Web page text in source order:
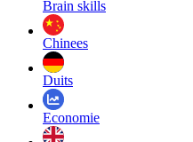
Brain skills
Chinees
Duits
Economie